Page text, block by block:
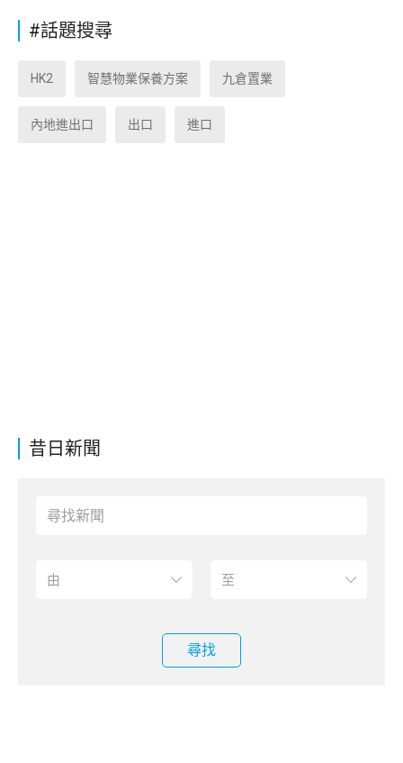
昔日新聞
尋找
#話題搜尋
HK2 智慧物業保養方案 九倉置業
內地進出口 出口 進口